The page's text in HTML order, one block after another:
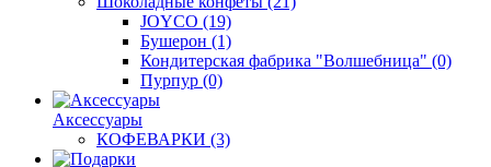
JOYCO (19)
Бушерон (1)
Кондитерская фабрика "Волшебница" (0)
Пурпур (0)
Аксессуары
КОФЕВАРКИ (3)